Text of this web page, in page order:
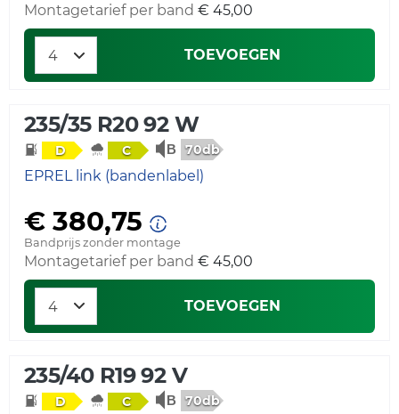
Montagetarief per band € 45,00
TOEVOEGEN
235/35 R20 92 W
D C 70db
EPREL link (bandenlabel)
€ 380,75
Bandprijs zonder montage
Montagetarief per band € 45,00
TOEVOEGEN
235/40 R19 92 V
D C 70db